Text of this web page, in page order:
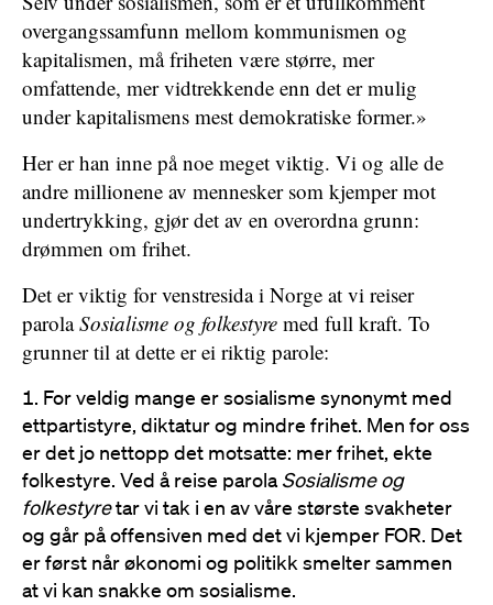
overgangssamfunn mellom kommunismen og
kapitalismen, må friheten være større, mer
omfattende, mer vidtrekkende enn det er mulig
under kapitalismens mest demokratiske former.»
Her er han inne på noe meget viktig. Vi og alle de
andre millionene av mennesker som kjemper mot
undertrykking, gjør det av en overordna grunn:
drømmen om frihet.
Det er viktig for venstresida i Norge at vi reiser
parolaSosialisme og folkestyre med full kraft. To
grunner til at dette er ei riktig parole:
For veldig mange er sosialisme synonymt med
ettpartistyre, diktatur og mindre frihet. Men for oss
er det jo nettopp det motsatte: mer frihet, ekte
folkestyre. Ved å reise parola Sosialisme og
folkestyretar vi tak i en av våre største svakheter
og går på offensiven med det vi kjemper FOR. Det
er først når økonomi og politikk smelter sammen
at vi kan snakke om sosialisme.